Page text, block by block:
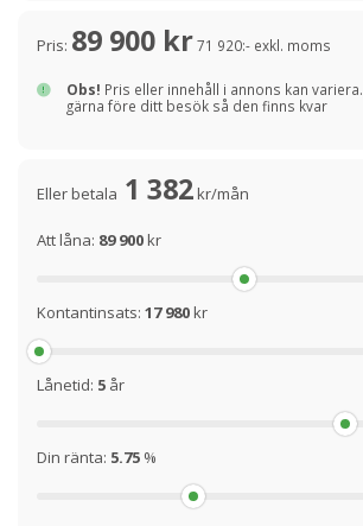
Pris: 89 900 kr71 920:- exkl. moms
Obs! Pris eller innehåll i annons kan variera.
gärna före ditt besök så den finns kvar
Eller betala 1 382kr/mån
Att låna: 89 900kr
Kontantinsats: 17 980kr
Lånetid: 5 år
Din ränta: 5.75 %